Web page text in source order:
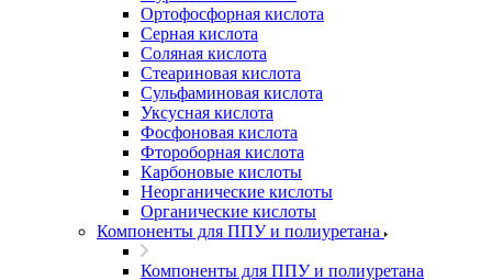
Ортофосфорная кислота
Серная кислота
Соляная кислота
Стеариновая кислота
Сульфаминовая кислота
Уксусная кислота
Фосфоновая кислота
Фтороборная кислота
Карбоновые кислоты
Неорганические кислоты
Органические кислоты
Компоненты для ППУ и полиуретана
Компоненты для ППУ и полиуретана